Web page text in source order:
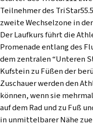
Teilnehmer des
zweite Wechselzone in
Der Laufkurs führt die
Promenade entlang des
dem zentralen “Unteren
Kufstein zu Füßen der
Zuschauer werden den
können, wenn sie
auf dem Rad und zu Fuß
in unmittelbarer Nähe